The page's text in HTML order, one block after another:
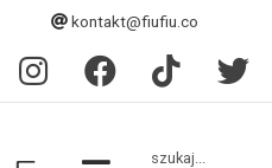
kontakt@fiufiu.co
szukaj...